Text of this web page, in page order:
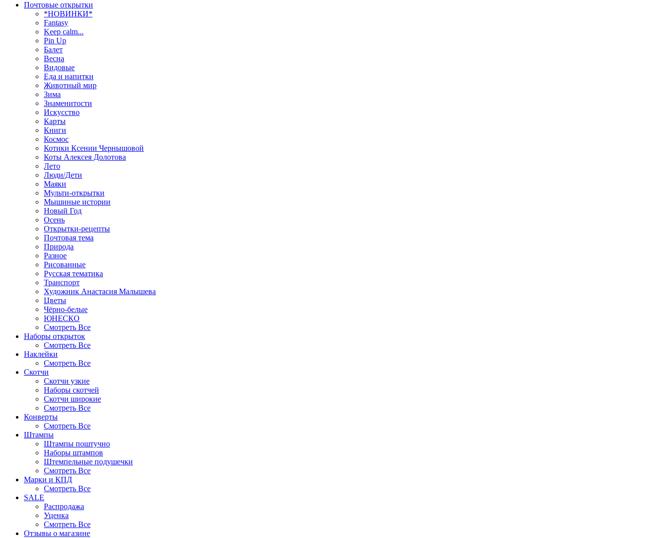
Почтовые открытки
*НОВИНКИ*
Fantasy
Keep calm...
Pin Up
Балет
Весна
Видовые
Еда и напитки
Животный мир
Зима
Знаменитости
Искусство
Карты
Книги
Космос
Котики Ксении Чернышовой
Коты Алексея Долотова
Лето
Люди/Дети
Маяки
Мульти-открытки
Мышиные истории
Новый Год
Осень
Открытки-рецепты
Почтовая тема
Природа
Разное
Рисованные
Русская тематика
Транспорт
Художник Анастасия Малышева
Цветы
Чёрно-белые
ЮНЕСКО
Смотреть Все
Наборы открыток
Смотреть Все
Наклейки
Смотреть Все
Скотчи
Скотчи узкие
Наборы скотчей
Скотчи широкие
Смотреть Все
Конверты
Смотреть Все
Штампы
Штампы поштучно
Наборы штампов
Штемпельные подушечки
Смотреть Все
Марки и КПД
Смотреть Все
SALE
Распродажа
Уценка
Смотреть Все
Отзывы о магазине